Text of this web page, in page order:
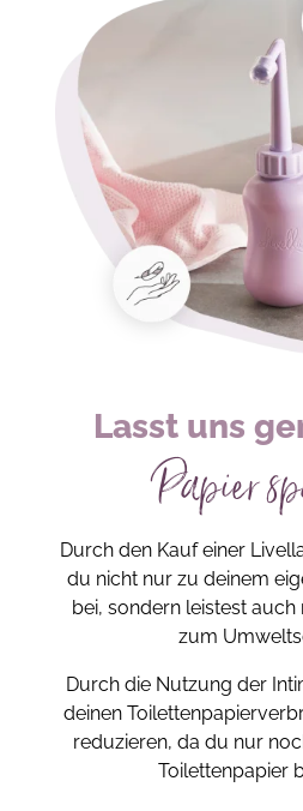
Lasst uns
Papier
Durch den Kauf einer
du nicht nur zu deinem
bei, sondern leistest auch
zum
Durch die Nutzung der
deinen
reduzieren, da du nur
Toilettenpapier